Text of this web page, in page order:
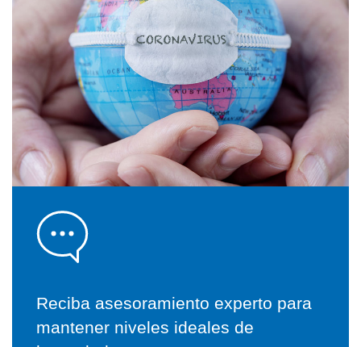
Reciba asesoramiento experto para
mantener niveles ideales de